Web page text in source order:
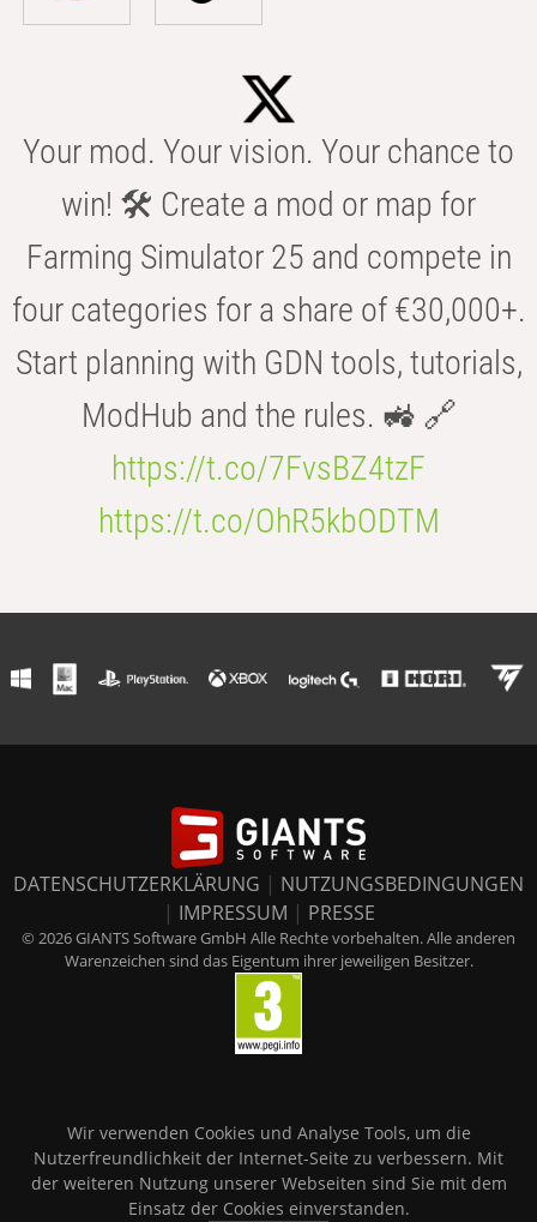
Your mod. Your vision. Your chance to
win! 🛠️ Create a mod or map for
Farming Simulator 25 and compete in
four categories for a share of €30,000+.
Start planning with GDN tools, tutorials,
ModHub and the rules. 🚜 🔗
https://t.co/7FvsBZ4tzF
https://t.co/OhR5kbODTM
DATENSCHUTZERKLÄRUNG | NUTZUNGSBEDINGUNGEN
| IMPRESSUM | PRESSE
© 2026 GIANTS Software GmbH Alle Rechte vorbehalten. Alle anderen
Warenzeichen sind das Eigentum ihrer jeweiligen Besitzer.
Wir verwenden Cookies und Analyse Tools, um die
Nutzerfreundlichkeit der Internet-Seite zu verbessern. Mit
der weiteren Nutzung unserer Webseiten sind Sie mit dem
Einsatz der Cookies einverstanden.